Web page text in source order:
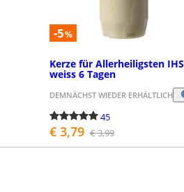
-5%
Kerze für Allerheiligsten IHS
weiss 6 Tagen
DEMNÄCHST WIEDER ERHÄLTLICH
45
€ 3,79 € 3,99